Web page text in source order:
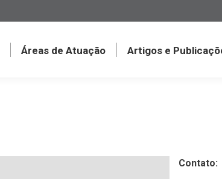
Áreas de Atuação Artigos e
Contato: